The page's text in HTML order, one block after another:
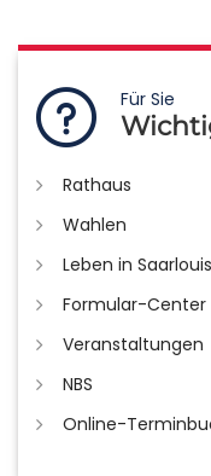
Für Sie
Rathaus
Wahlen
Leben in Saarlouis
Formular-Center
Veranstaltungen
NBS
Online-